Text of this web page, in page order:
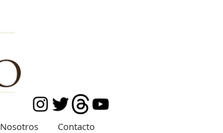
Nosotros Contacto